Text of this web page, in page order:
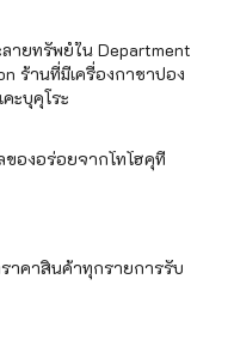
ายทรัพย์ใน Department
ร้านที่มีเครื่องกาชาปอง
ะบุคุโระ
ของอร่อยจากโทโฮคุที่
าคาสินค้าทุกรายการรับ